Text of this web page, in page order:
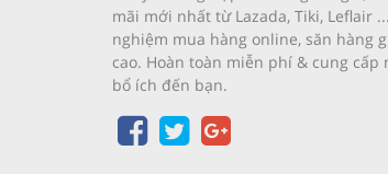
mãi mới nhất từ Lazada, Tiki, Leflair
nghiệm mua hàng online, săn hàng
cao. Hoàn toàn miễn phí & cung
bổ ích đến bạn.